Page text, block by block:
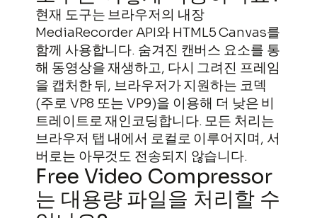
현재 도구는 브라우저의 내장
MediaRecorder API와 HTML5 Canvas를
함께 사용합니다. 숨겨진 캔버스 요소를 통
해 동영상을 재생하고, 다시 그려진 프레임
을 캡처한 뒤, 브라우저가 지원하는 코덱
(주로 VP8 또는 VP9)을 이용해 더 낮은 비
트레이트로 재인코딩합니다. 모든 처리는
브라우저 탭 내에서 로컬로 이루어지며, 서
버로는 아무것도 전송되지 않습니다.
Free Video Compressor
는 대용량 파일을 처리할 수